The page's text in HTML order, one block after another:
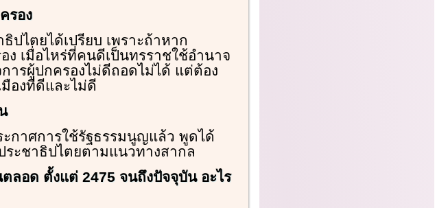
รอง
ปไตยได้เปรียบ เพราะถ้าหาก
เมื่อไหร่ที่คนดีเป็นทรราชใช้อำนาจ
ารผู้ปกครองไม่ดีถอดไม่ได้ แต่ต้อง
องที่ดีและไม่ดี
กาศการใช้รัฐธรรมนูญแล้ว พูดได้
ระชาธิปไตยตามแนวทางสากล
ลอด ตั้งแต่ 2475 จนถึงปัจจุบัน อะไร